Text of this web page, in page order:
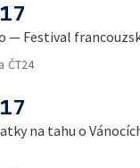
— Festival
ČT24
na tahu o